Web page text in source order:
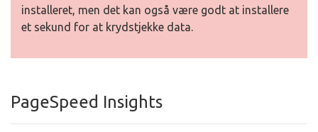
installeret, men det kan også være godt at installere
et sekund for at krydstjekke data.
PageSpeed Insights